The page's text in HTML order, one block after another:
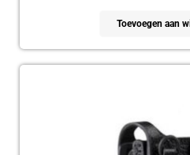
Toevoegen aan